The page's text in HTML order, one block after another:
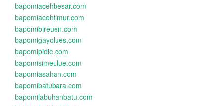
bapomiacehbesar.com
bapomiacehtimur.com
bapomibireuen.com
bapomigayolues.com
bapomipidie.com
bapomisimeulue.com
bapomiasahan.com
bapomibatubara.com
bapomilabuhanbatu.com